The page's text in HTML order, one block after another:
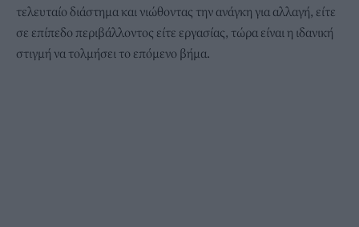
τελευταίο διάστημα και νιώθοντας την ανάγκη για αλλαγή, είτε
σε επίπεδο περιβάλλοντος είτε εργασίας, τώρα είναι η ιδανική
στιγμή να τολμήσει το επόμενο βήμα.